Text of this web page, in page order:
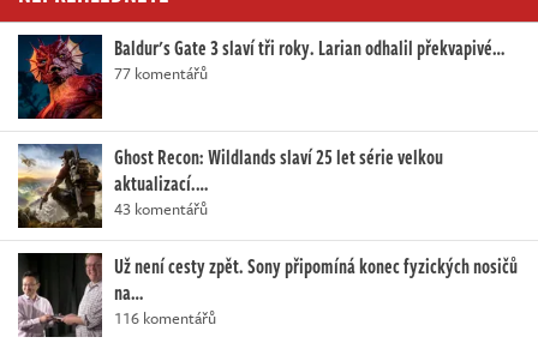
Baldur's Gate 3 slaví tři roky. Larian odhalil překvapivé…
77 komentářů
Ghost Recon: Wildlands slaví 25 let série velkou
aktualizací.…
43 komentářů
Už není cesty zpět. Sony připomíná konec fyzických nosičů
na…
116 komentářů